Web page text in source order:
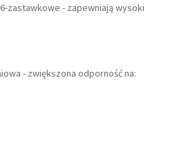
zastawkowe - zapewniają wysoki
- zwiększona odporność na: